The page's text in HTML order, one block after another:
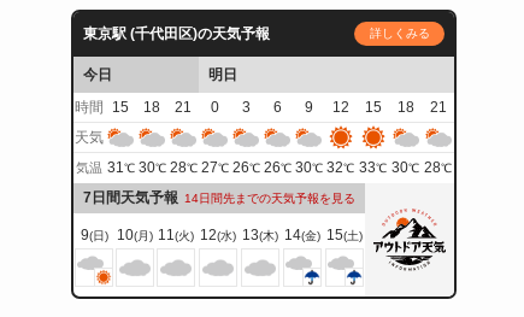
東京駅 (千代田区)の天気予報 詳しくみる
今日
明日
時間
15 18 21 0 3 6 9 12 15 18
21
天気
気温 31℃ 30℃ 28℃ 27℃ 26℃ 26℃ 30℃ 32℃ 33℃ 30℃ 28℃
7日間天気予報 14日間先までの天気予報を見る
9(日) 10(月) 11(火) 12(水) 13(木) 14(金) 15(土)